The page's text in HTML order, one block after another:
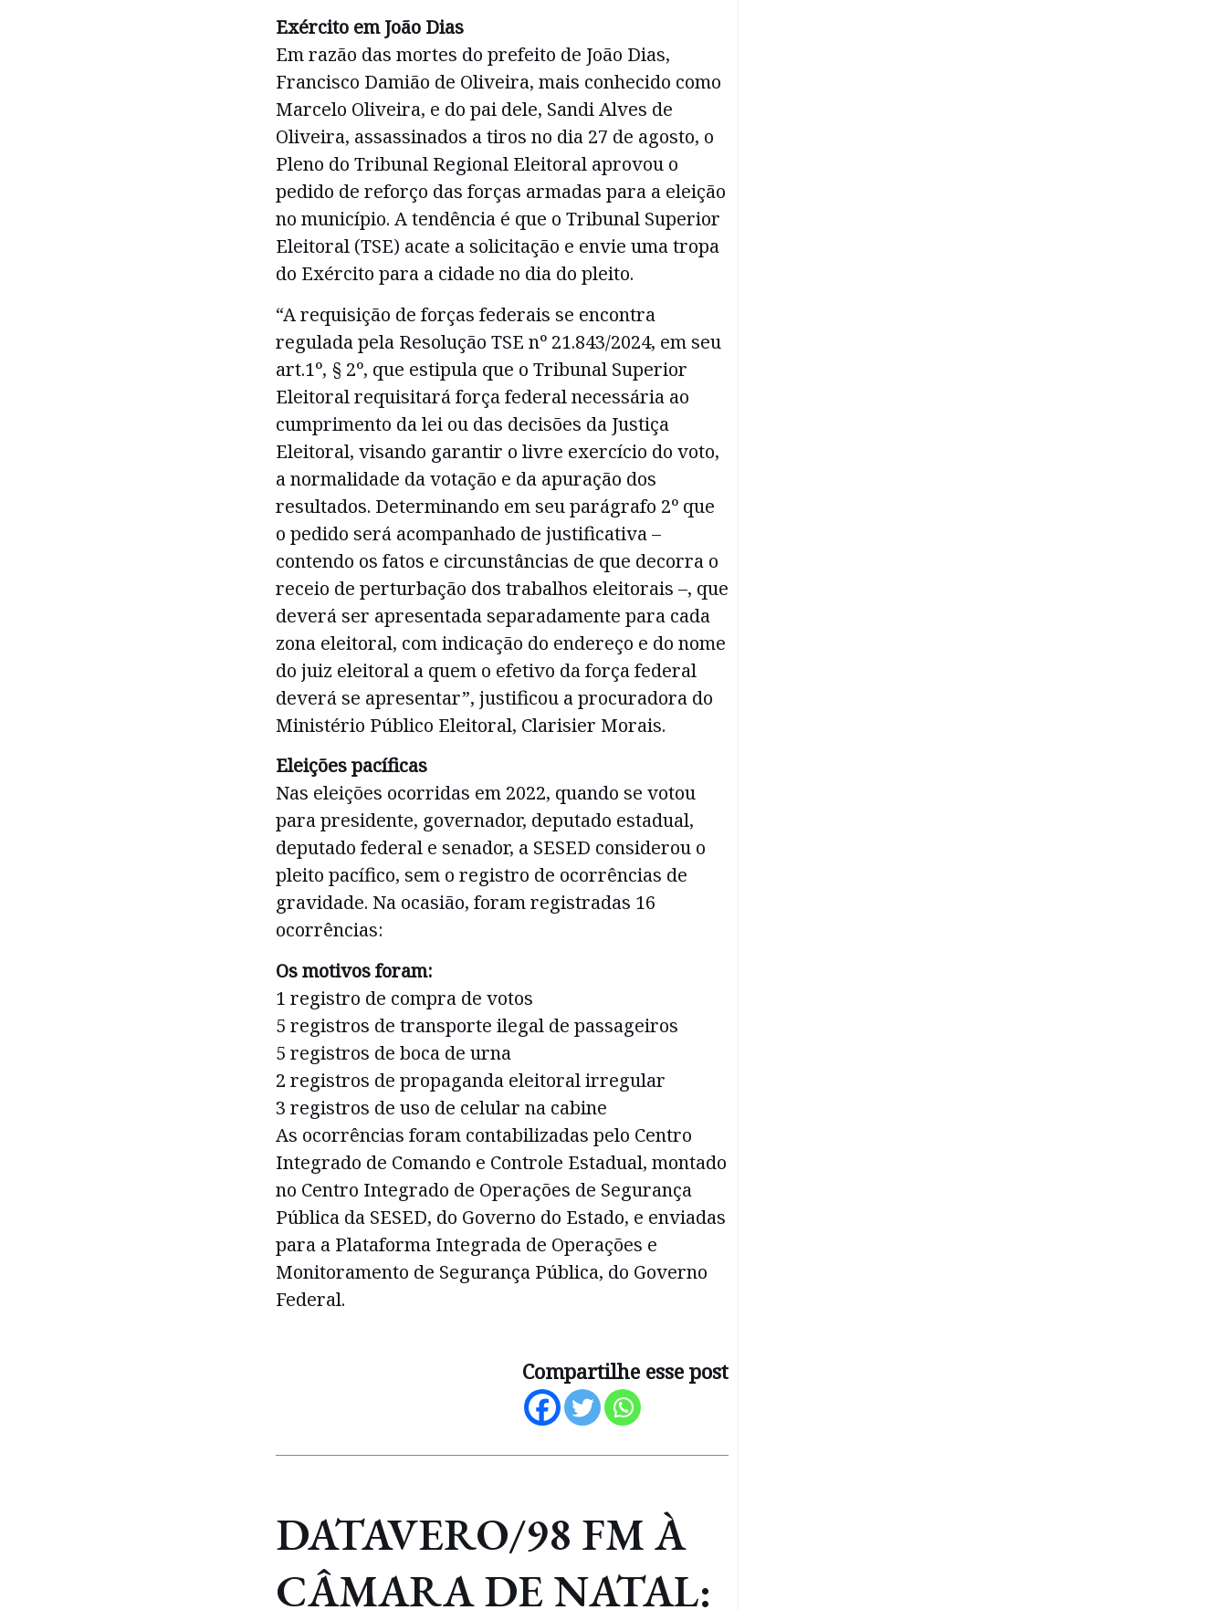
Exército em João Dias
Em razão das mortes do prefeito de João Dias,
Francisco Damião de Oliveira, mais conhecido como
Marcelo Oliveira, e do pai dele, Sandi Alves de
Oliveira, assassinados a tiros no dia 27 de agosto, o
Pleno do Tribunal Regional Eleitoral aprovou o
pedido de reforço das forças armadas para a eleição
no município. A tendência é que o Tribunal Superior
Eleitoral (TSE) acate a solicitação e envie uma tropa
do Exército para a cidade no dia do pleito.
“A requisição de forças federais se encontra
regulada pela Resolução TSE nº 21.843/2024, em seu
art.1º, § 2º, que estipula que o Tribunal Superior
Eleitoral requisitará força federal necessária ao
cumprimento da lei ou das decisões da Justiça
Eleitoral, visando garantir o livre exercício do voto,
a normalidade da votação e da apuração dos
resultados. Determinando em seu parágrafo 2º que
o pedido será acompanhado de justificativa –
contendo os fatos e circunstâncias de que decorra o
receio de perturbação dos trabalhos eleitorais –, que
deverá ser apresentada separadamente para cada
zona eleitoral, com indicação do endereço e do nome
do juiz eleitoral a quem o efetivo da força federal
deverá se apresentar”, justificou a procuradora do
Ministério Público Eleitoral, Clarisier Morais.
Eleições pacíficas
Nas eleições ocorridas em 2022, quando se votou
para presidente, governador, deputado estadual,
deputado federal e senador, a SESED considerou o
pleito pacífico, sem o registro de ocorrências de
gravidade. Na ocasião, foram registradas 16
ocorrências:
Os motivos foram:
1 registro de compra de votos
5 registros de transporte ilegal de passageiros
5 registros de boca de urna
2 registros de propaganda eleitoral irregular
3 registros de uso de celular na cabine
As ocorrências foram contabilizadas pelo Centro
Integrado de Comando e Controle Estadual, montado
no Centro Integrado de Operações de Segurança
Pública da SESED, do Governo do Estado, e enviadas
para a Plataforma Integrada de Operações e
Monitoramento de Segurança Pública, do Governo
Federal.
Compartilhe esse post
DATAVERO/98 FM À
CÂMARA DE NATAL: